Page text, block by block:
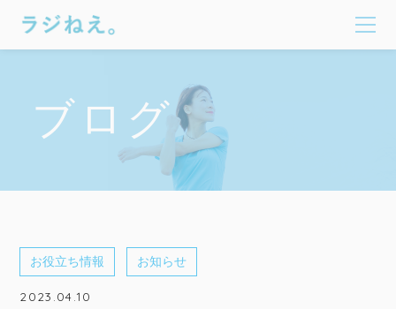
ブログ
お役立ち情報 お知らせ
2023.04.10